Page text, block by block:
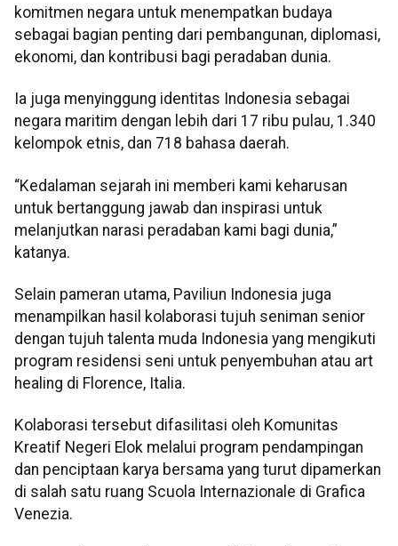
komitmen negara untuk menempatkan budaya
sebagai bagian penting dari pembangunan, diplomasi,
ekonomi, dan kontribusi bagi peradaban dunia.
Ia juga menyinggung identitas Indonesia sebagai
negara maritim dengan lebih dari 17 ribu pulau, 1.340
kelompok etnis, dan 718 bahasa daerah.
“Kedalaman sejarah ini memberi kami keharusan
untuk bertanggung jawab dan inspirasi untuk
melanjutkan narasi peradaban kami bagi dunia,”
katanya.
Selain pameran utama, Paviliun Indonesia juga
menampilkan hasil kolaborasi tujuh seniman senior
dengan tujuh talenta muda Indonesia yang mengikuti
program residensi seni untuk penyembuhan atau art
healing di Florence, Italia.
Kolaborasi tersebut difasilitasi oleh Komunitas
Kreatif Negeri Elok melalui program pendampingan
dan penciptaan karya bersama yang turut dipamerkan
di salah satu ruang Scuola Internazionale di Grafica
Venezia.